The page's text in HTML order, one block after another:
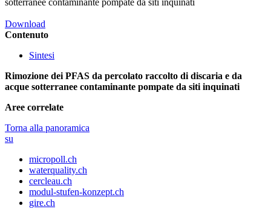
Download
Contenuto
Sintesi
Rimozione dei PFAS da percolato raccolto di discaria e da
acque sotterranee contaminante pompate da siti inquinati
Aree correlate
Torna alla panoramica
su
micropoll.ch
waterquality.ch
cercleau.ch
modul-stufen-konzept.ch
gire.ch